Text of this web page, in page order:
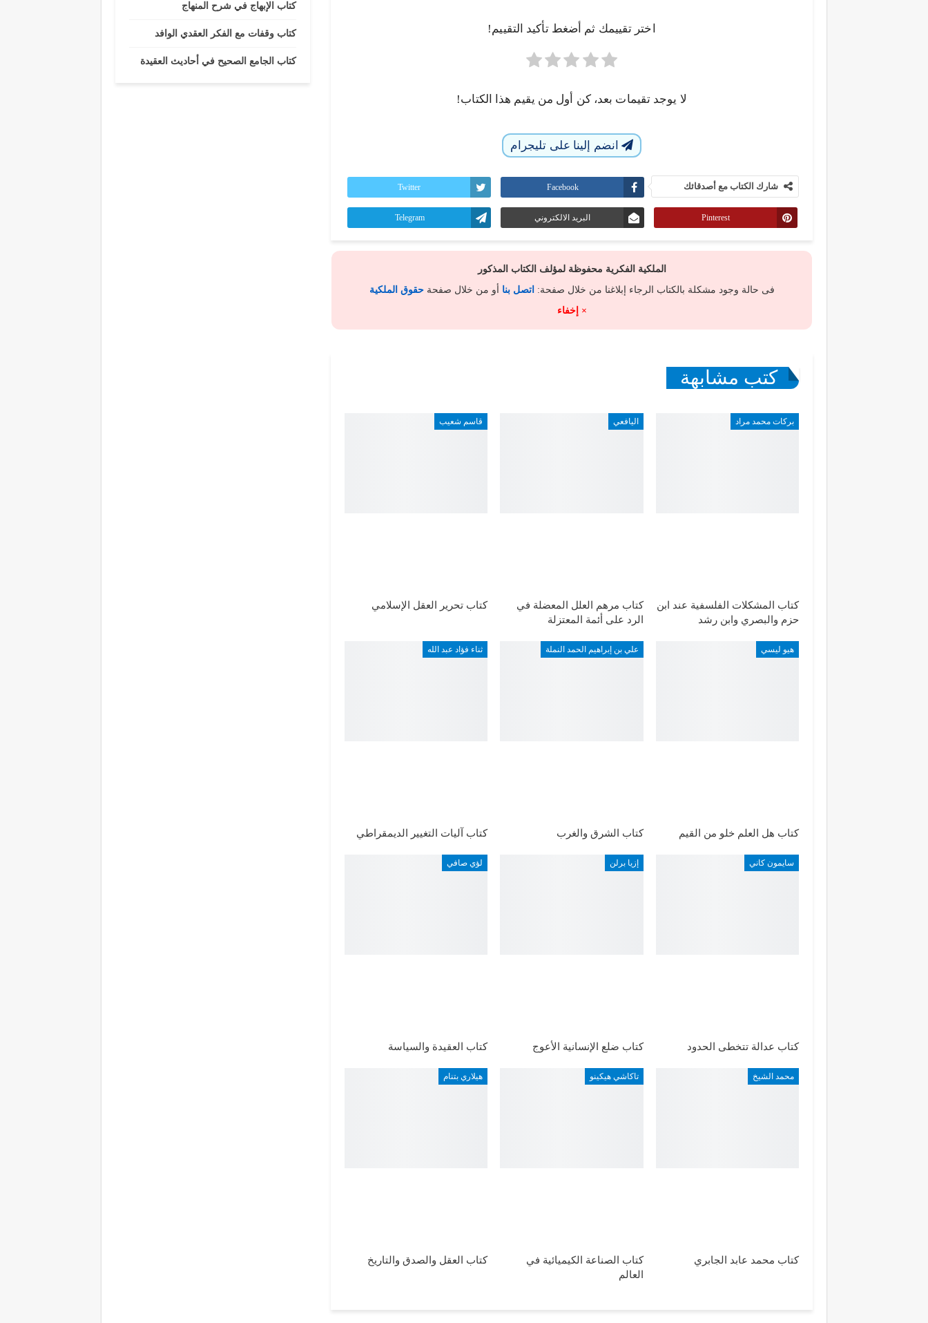
اختر تقييمك ثم أضغط تأكيد التقييم!
لا يوجد تقيمات بعد، كن أول من يقيم هذا الكتاب!
انضم إلينا على تليجرام
شارك الكتاب مع أصدقائك Facebook
Twitter
Pinterest البريد الالكتروني Telegram
الملكية الفكرية محفوظة لمؤلف الكتاب المذكور
فى حالة وجود مشكلة بالكتاب الرجاء إبلاغنا من خلال صفحة: اتصل بنا أو من خلال صفحةحقوق الملكية
× إخفاء
كتب مشابهة
بركات محمد مراد
كتاب المشكلات الفلسفية عند ابن
حزم والبصري وابن رشد
اليافعي
كتاب مرهم العلل المعضلة في
الرد على أئمة المعتزلة
قاسم شعيب
كتاب تحرير العقل الإسلامي
هيو ليسي
كتاب هل العلم خلو من القيم
علي بن إبراهيم الحمد النملة
كتاب الشرق والغرب
ثناء فؤاد عبد الله
كتاب آليات التغيير الديمقراطي
سايمون كاني
كتاب عدالة تتخطى الحدود
إزيا برلن
كتاب ضلع الإنسانية الأعوج
لؤي صافي
كتاب العقيدة والسياسة
محمد الشيخ
كتاب محمد عابد الجابري
تاكاشي هيكينو
كتاب الصناعة الكيميائية في
العالم
هيلاري بتنام
كتاب العقل والصدق والتاريخ
كتاب الإبهاج في شرح المنهاج
كتاب وقفات مع الفكر العقدي الوافد
كتاب الجامع الصحيح في أحاديث العقيدة